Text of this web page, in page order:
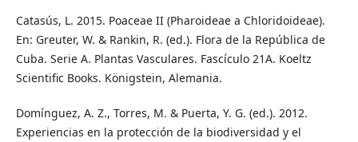
Catasús, L. 2015. Poaceae II (Pharoideae a Chloridoideae).
En: Greuter, W. & Rankin, R. (ed.). Flora de la República de
Cuba. Serie A. Plantas Vasculares. Fascículo 21A. Koeltz
Scientific Books. Königstein, Alemania.
Domínguez, A. Z., Torres, M. & Puerta, Y. G. (ed.). 2012.
Experiencias en la protección de la biodiversidad y el